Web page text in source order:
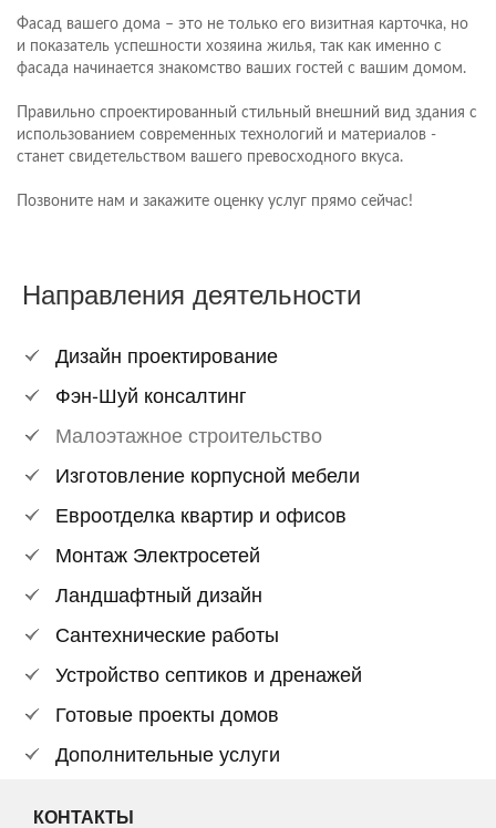
Фасад вашего дома – это не только его визитная карточка, но
и показатель успешности хозяина жилья, так как именно с
фасада начинается знакомство ваших гостей с вашим домом.
Правильно спроектированный стильный внешний вид здания с
использованием современных технологий и материалов -
станет свидетельством вашего превосходного вкуса.
Позвоните нам и закажите оценку услуг прямо сейчас!
Направления деятельности
Дизайн проектирование
Фэн-Шуй консалтинг
Малоэтажное строительство
Изготовление корпусной мебели
Евроотделка квартир и офисов
Монтаж Электросетей
Ландшафтный дизайн
Сантехнические работы
Устройство септиков и дренажей
Готовые проекты домов
Дополнительные услуги
КОНТАКТЫ